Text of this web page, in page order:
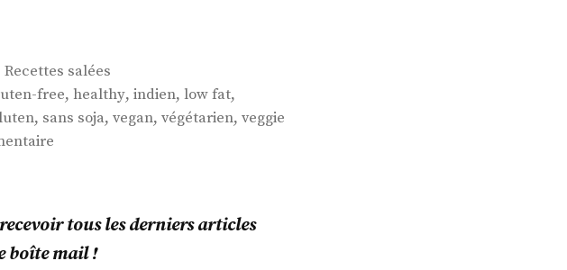
Publié
dans
Recettes salées
free, healthy, indien, low fat,
, sans soja, vegan, végétarien, veggie
sur
du
Navratan
tous les derniers articles
boîte mail !